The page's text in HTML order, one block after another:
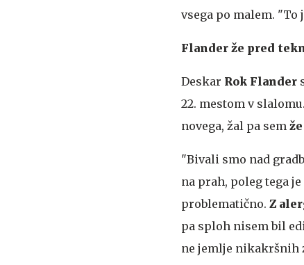
vsega po malem.
Flander že pred
Deskar Rok Flander
22. mestom v
novega, žal pa sem
"Bivali smo nad
na prah, poleg tega
problematično. Z
pa sploh nisem bil
ne jemlje nikakršnih